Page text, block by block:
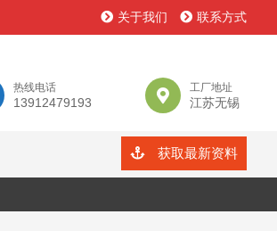
关于我们 联系方式
热线电话
13912479193
工厂地址
江苏无锡
获取最新资料